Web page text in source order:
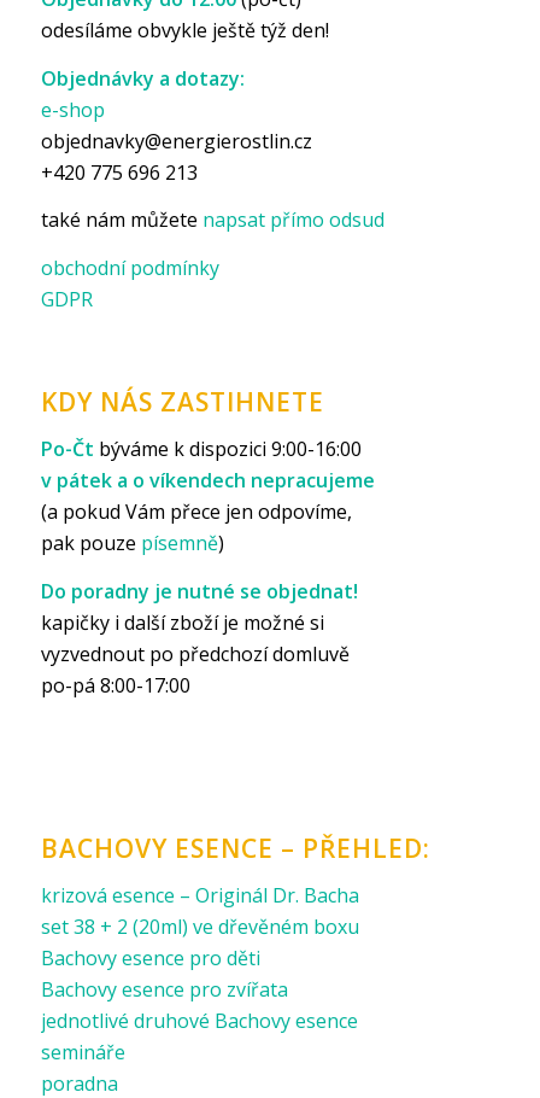
odesíláme obvykle ještě týž den!
Objednávky a dotazy:
e-shop
objednavky@energierostlin.cz
+420 775 696 213
také nám můžete napsat přímo odsud
obchodní podmínky
GDPR
KDY NÁS ZASTIHNETE
Po-Čt býváme k dispozici 9:00-16:00
v pátek a o víkendech nepracujeme
(a pokud Vám přece jen odpovíme,
pak pouze písemně)
Do poradny je nutné se objednat!
kapičky i další zboží je možné si
vyzvednout po předchozí domluvě
po-pá 8:00-17:00
BACHOVY ESENCE – PŘEHLED:
krizová esence – Originál Dr. Bacha
set 38 + 2 (20ml) ve dřevěném boxu
Bachovy esence pro děti
Bachovy esence pro zvířata
jednotlivé druhové Bachovy esence
semináře
poradna